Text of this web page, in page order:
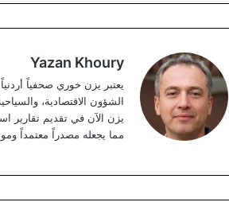
Yazan Khoury
الشؤون الاقتصادية،
مما يجعله مصدراً معتمداً